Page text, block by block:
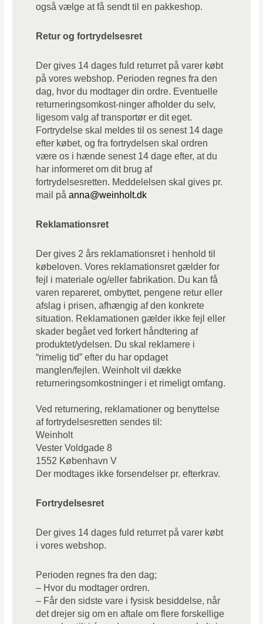
også vælge at få sendt til en pakkeshop.
Retur og fortrydelsesret
Der gives 14 dages fuld returret på varer købt
på vores webshop. Perioden regnes fra den
dag, hvor du modtager din ordre. Eventuelle
returneringsomkost-ninger afholder du selv,
ligesom valg af transportør er dit eget.
Fortrydelse skal meldes til os senest 14 dage
efter købet, og fra fortrydelsen skal ordren
være os i hænde senest 14 dage efter, at du
har informeret om dit brug af
fortrydelsesretten. Meddelelsen skal gives pr.
mail påanna@weinholt.dk
Reklamationsret
Der gives 2 års reklamationsret i henhold til
købeloven. Vores reklamationsret gælder for
fejl i materiale og/eller fabrikation. Du kan få
varen repareret, ombyttet, pengene retur eller
afslag i prisen, afhængig af den konkrete
situation. Reklamationen gælder ikke fejl eller
skader begået ved forkert håndtering af
produktet/ydelsen. Du skal reklamere i
“rimelig tid” efter du har opdaget
manglen/fejlen.Weinholtvil dække
returneringsomkostninger i et rimeligt omfang.
Ved returnering, reklamationer og benyttelse
af fortrydelsesretten sendes til:
Weinholt
Vester Voldgade 8
1552 København V
Der modtages ikke forsendelser pr. efterkrav.
Fortrydelsesret
Der gives 14 dages fuld returret på varer købt
i vores webshop.
Perioden regnes fra den dag;
– Hvor du modtager ordren.
– Får den sidste vare i fysisk besiddelse, når
det drejer sig om en aftale om flere forskellige